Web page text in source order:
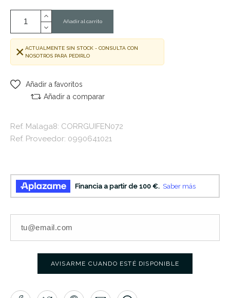
Añadir al carrito
ACTUALMENTE SIN STOCK - CONSULTA CON
NOSOTROS PARA PEDIRLO
Añadir a favoritos
Añadir a comparar
Ref. Malaga8: CORRGUIFEN072
Ref. Proveedor: 0990641021
AVISARME CUANDO ESTÉ DISPONIBLE